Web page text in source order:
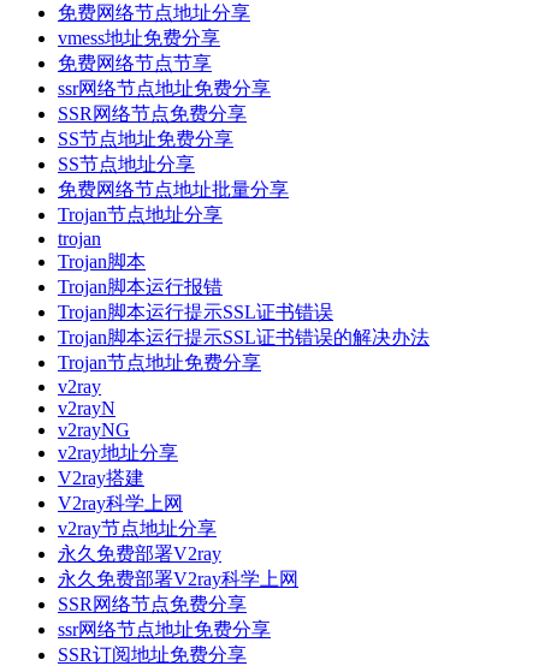
免费网络节点地址分享
vmess地址免费分享
免费网络节点节享
ssr网络节点地址免费分享
SSR网络节点免费分享
SS节点地址免费分享
SS节点地址分享
免费网络节点地址批量分享
Trojan节点地址分享
trojan
Trojan脚本
Trojan脚本运行报错
Trojan脚本运行提示SSL证书错误
Trojan脚本运行提示SSL证书错误的解决办法
Trojan节点地址免费分享
v2ray
v2rayN
v2rayNG
v2ray地址分享
V2ray搭建
V2ray科学上网
v2ray节点地址分享
永久免费部署V2ray
永久免费部署V2ray科学上网
SSR网络节点免费分享
ssr网络节点地址免费分享
SSR订阅地址免费分享